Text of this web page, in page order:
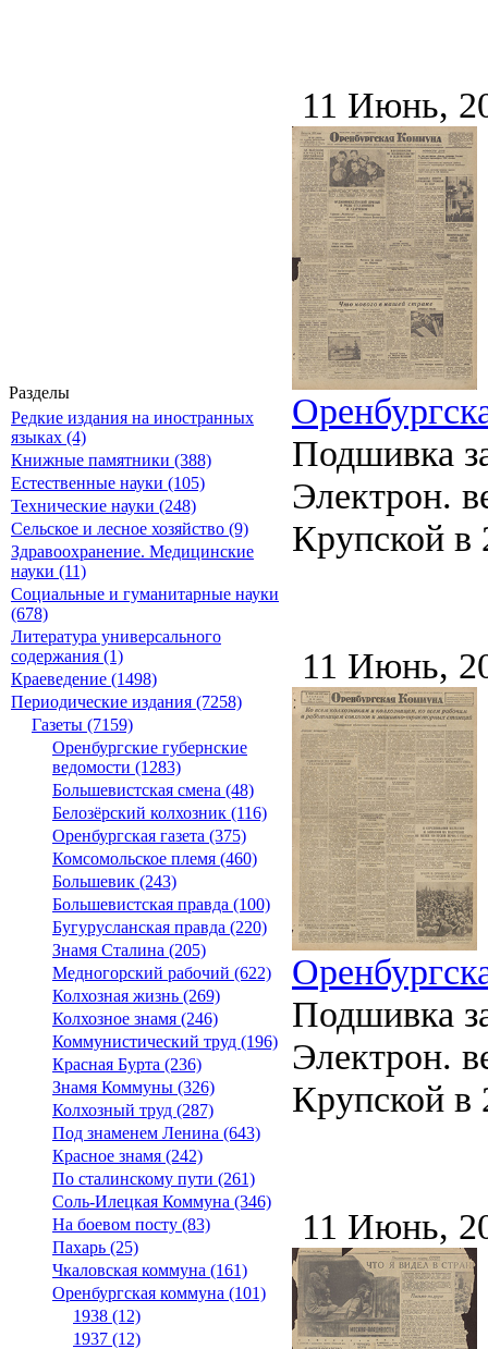
Разделы
Редкие издания на иностранных
языках (4)
Книжные памятники (388)
Естественные науки (105)
Технические науки (248)
Сельское и лесное хозяйство (9)
Здравоохранение. Медицинские
науки (11)
Социальные и гуманитарные науки
(678)
Литература универсального
содержания (1)
Краеведение (1498)
Периодические издания (7258)
Газеты (7159)
Оренбургские губернские
ведомости (1283)
Большевистская смена (48)
Белозёрский колхозник (116)
Оренбургская газета (375)
Комсомольское племя (460)
Большевик (243)
Большевистская правда (100)
Бугурусланская правда (220)
Знамя Сталина (205)
Медногорский рабочий (622)
Колхозная жизнь (269)
Колхозное знамя (246)
Коммунистический труд (196)
Красная Бурта (236)
Знамя Коммуны (326)
Колхозный труд (287)
Под знаменем Ленина (643)
Красное знамя (242)
По сталинскому пути (261)
Соль-Илецкая Коммуна (346)
На боевом посту (83)
Пахарь (25)
Чкаловская коммуна (161)
Оренбургская коммуна (101)
1938 (12)
1937 (12)
11 Июнь,
Подшивка
Электрон.
Крупской в
11 Июнь,
Подшивка
Электрон.
Крупской в
11 Июнь,